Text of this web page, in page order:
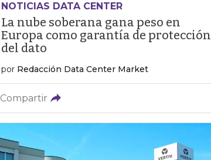
NOTICIAS DATA CENTER
La nube soberana gana peso en
Europa como garantía de protección
del dato
por Redacción Data Center Market
Compartir